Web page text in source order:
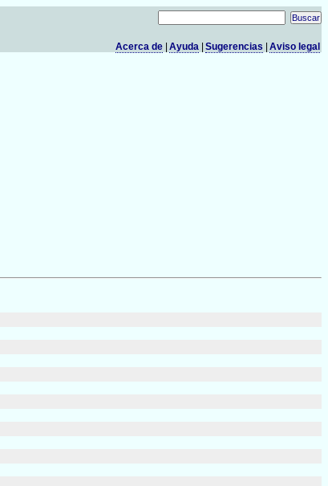
Aviso legal
Sugerencias
Ayuda
Acerca de